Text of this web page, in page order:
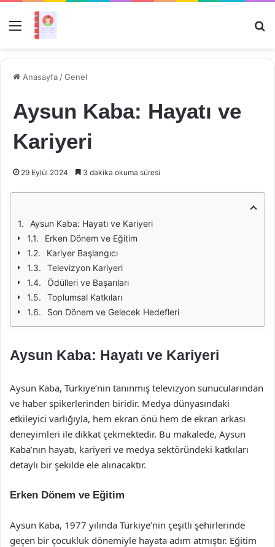
Menü
Anasayfa /Genel
Aysun Kaba: Hayatı ve
Kariyeri
29 Eylül 2024 3 dakika okuma süresi
Aysun Kaba: Hayatı ve Kariyeri
Erken Dönem ve Eğitim
Kariyer Başlangıcı
Televizyon Kariyeri
Ödülleri ve Başarıları
Toplumsal Katkıları
Son Dönem ve Gelecek Hedefleri
Aysun Kaba: Hayatı ve Kariyeri
Aysun Kaba, Türkiye’nin tanınmış televizyon sunucularından
ve haber spikerlerinden biridir. Medya dünyasındaki
etkileyici varlığıyla, hem ekran önü hem de ekran arkası
deneyimleri ile dikkat çekmektedir. Bu makalede, Aysun
Kaba’nın hayatı, kariyeri ve medya sektöründeki katkıları
detaylı bir şekilde ele alınacaktır.
Erken Dönem ve Eğitim
Aysun Kaba, 1977 yılında Türkiye’nin çeşitli şehirlerinde
geçen bir çocukluk dönemiyle hayata adım atmıştır. Eğitim